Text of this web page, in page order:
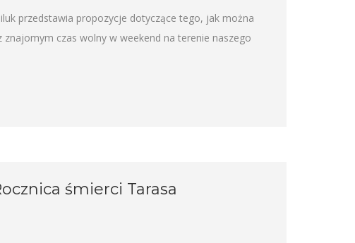
przedstawia propozycje dotyczące tego, jak można
czas wolny w weekend na terenie naszego
śmierci Tarasa